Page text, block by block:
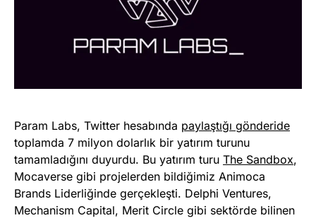
Param Labs, Twitter hesabında paylaştığı gönderide
toplamda 7 milyon dolarlık bir yatırım turunu
tamamladığını duyurdu. Bu yatırım turu The Sandbox,
Mocaverse gibi projelerden bildiğimiz Animoca
Brands Liderliğinde gerçekleşti. Delphi Ventures,
Mechanism Capital, Merit Circle gibi sektörde bilinen